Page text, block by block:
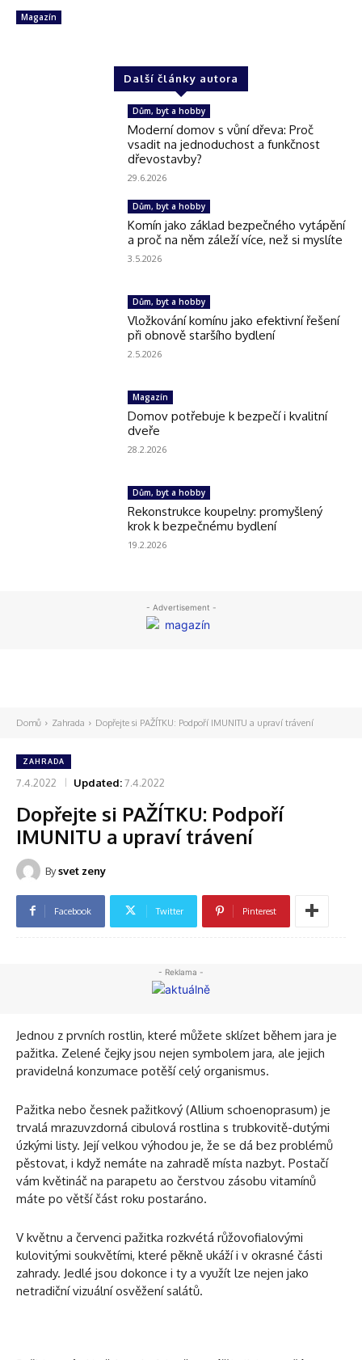
Magazín
Další články autora
Dům, byt a hobby
Moderní domov s vůní dřeva: Proč
vsadit na jednoduchost a funkčnost
dřevostavby?
29.6.2026
Dům, byt a hobby
Komín jako základ bezpečného vytápění
a proč na něm záleží více, než si myslíte
3.5.2026
Dům, byt a hobby
Vložkování komínu jako efektivní řešení
při obnově staršího bydlení
2.5.2026
Magazín
Domov potřebuje k bezpečí i kvalitní
dveře
28.2.2026
Dům, byt a hobby
Rekonstrukce koupelny: promyšlený
krok k bezpečnému bydlení
19.2.2026
- Advertisement -